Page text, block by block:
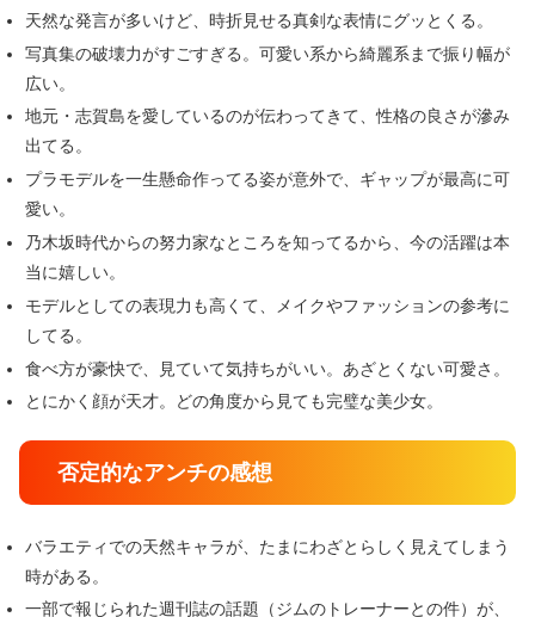
天然な発言が多いけど、時折見せる真剣な表情にグッとくる。
写真集の破壊力がすごすぎる。可愛い系から綺麗系まで振り幅が
広い。
地元・志賀島を愛しているのが伝わってきて、性格の良さが滲み
出てる。
プラモデルを一生懸命作ってる姿が意外で、ギャップが最高に可
愛い。
乃木坂時代からの努力家なところを知ってるから、今の活躍は本
当に嬉しい。
モデルとしての表現力も高くて、メイクやファッションの参考に
してる。
食べ方が豪快で、見ていて気持ちがいい。あざとくない可愛さ。
とにかく顔が天才。どの角度から見ても完璧な美少女。
否定的なアンチの感想
バラエティでの天然キャラが、たまにわざとらしく見えてしまう
時がある。
一部で報じられた週刊誌の話題（ジムのトレーナーとの件）が、